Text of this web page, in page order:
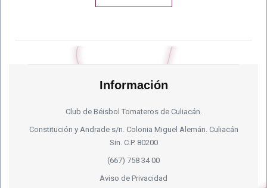
Información
Club de Béisbol Tomateros de Culiacán.
Constitución y Andrade s/n. Colonia Miguel Alemán. Culiacán
Sin. C.P. 80200
(667) 758 34 00
Aviso de Privacidad